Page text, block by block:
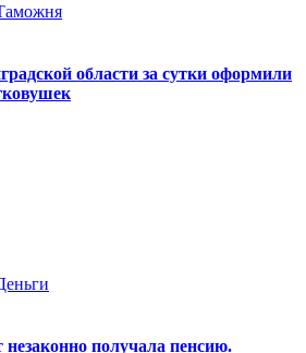
области за сутки оформили
получала пенсию.